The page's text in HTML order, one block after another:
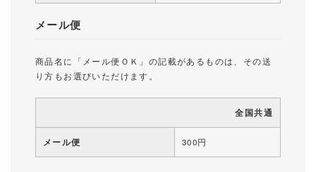
メール便
商品名に「メール便ＯＫ」の記載があるものは、その送
り方もお選びいただけます。
全国共通
メール便 300円